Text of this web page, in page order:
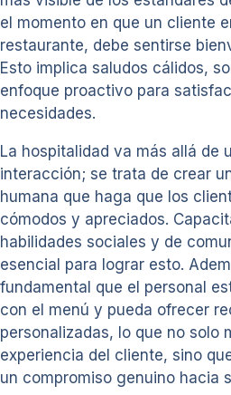
el momento en que un cliente
restaurante, debe sentirse
Esto implica saludos cálidos,
enfoque proactivo para
necesidades.
La hospitalidad va más allá de
interacción; se trata de crear
humana que haga que los
cómodos y apreciados.
habilidades sociales y de
esencial para lograr esto.
fundamental que el personal
con el menú y pueda ofrecer
personalizadas, lo que no solo
experiencia del cliente, sino
un compromiso genuino hacia